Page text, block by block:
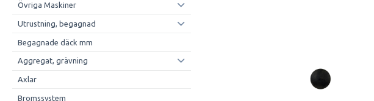
Övriga Maskiner
Utrustning, begagnad
Begagnade däck mm
Aggregat, grävning
Axlar
Bromssystem